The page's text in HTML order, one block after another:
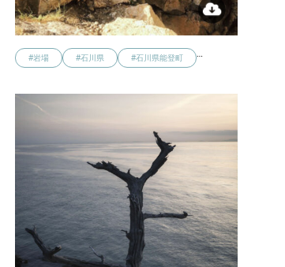
#岩場 #石川県 #石川県能登町 …